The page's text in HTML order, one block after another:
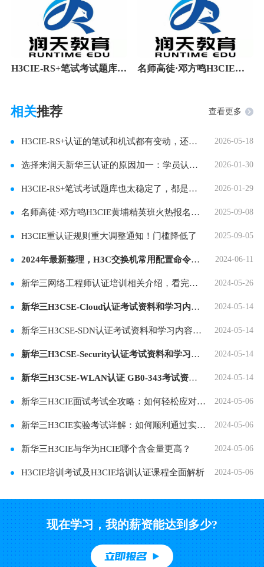
H3CIE-RS+笔试考试题库也太稳定了，都是高分过！ 名师高徒·邓方鸣H3CIE黄埔精英班火热报名中，就
相关推荐 查看更多
H3CIE-RS+认证的笔试和机试都有变动，还没考试的 2026-05-18
选择来润天新华三认证的原因加一：学员认可的 2026-01-30
H3CIE-RS+笔试考试题库也太稳定了，都是高分过！ 2026-01-29
名师高徒·邓方鸣H3CIE黄埔精英班火热报名中，就 2025-09-08
H3CIE重认证规则重大调整通知！门槛降低了 2025-09-05
2024年最新整理，H3C交换机常用配置命令大全合集 2024-06-11
新华三网络工程师认证培训相关介绍，看完你就 2024-05-26
新华三H3CSE-Cloud认证考试资料和学习内容分享 2024-05-14
新华三H3CSE-SDN认证考试资料和学习内容分享 2024-05-14
新华三H3CSE-Security认证考试资料和学习内容分享 2024-05-14
新华三H3CSE-WLAN认证 GB0-343考试资料和学习内容分 2024-05-14
新华三H3CIE面试考试全攻略：如何轻松应对专业挑 2024-05-06
新华三H3CIE实验考试详解：如何顺利通过实操考验 2024-05-06
新华三H3CIE与华为HCIE哪个含金量更高？ 2024-05-06
H3CIE培训考试及H3CIE培训认证课程全面解析 2024-05-06
现在学习，我的薪资能达到多少?
立即报名